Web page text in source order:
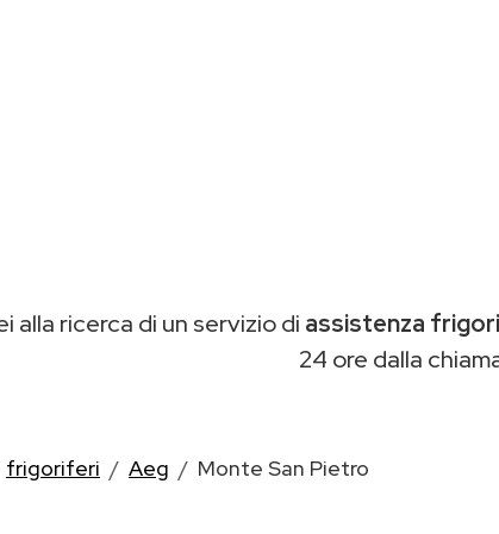
alla ricerca di un servizio di assistenza
24 ore dalla
frigoriferi Aeg Monte San Pietro